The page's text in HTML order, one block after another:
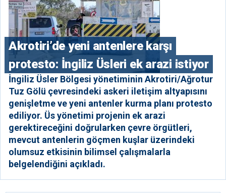
⁠Akrotiri’de yeni antenlere karşı
protesto: İngiliz Üsleri ek arazi istiyor
İngiliz Üsler Bölgesi yönetiminin Akrotiri/Ağrotur
Tuz Gölü çevresindeki askeri iletişim altyapısını
genişletme ve yeni antenler kurma planı protesto
ediliyor. Üs yönetimi projenin ek arazi
gerektireceğini doğrularken çevre örgütleri,
mevcut antenlerin göçmen kuşlar üzerindeki
olumsuz etkisinin bilimsel çalışmalarla
belgelendiğini açıkladı.